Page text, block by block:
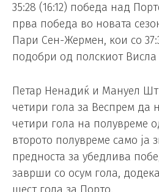
35:28 (16:12) победа над
прва победа во новата
Пари Сен-Жермен, кои со
подобри од полскиот
Петар Ненадиќ и Мануел
четири гола за Веспрем да
четири гола на полувреме
второто полувреме само ја
предноста за убедлива
заврши со осум гола,